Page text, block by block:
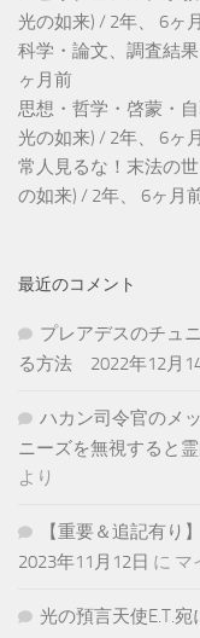
光の如来) / 2年、 6ヶ
科学・論文、調査結
ヶ月前
思想・哲学・啓蒙・
光の如来) / 2年、 6ヶ
常人見るな！末法の
の如来) / 2年、 6ヶ月
最近のコメント
プレアデスのチュ
る方法 2022年12月
ハカン司令官のメ
ニーズを無視すると
より
【重要＆追記有
2023年11月12日 に マ
光の預言天使E.T.